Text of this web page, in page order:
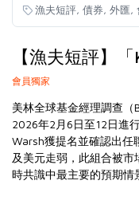
漁夫短評 債券 外匯
【漁夫短評】
會員獨家
美林全球基金經理調查
2026年2月6日至12日進
Warsh獲提名並確認出任
及美元走弱，此組合被
時共識中最主要的預期情景